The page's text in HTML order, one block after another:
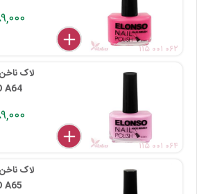
۱۸۹,۰۰۰
delete
remove
add
۱۱۵ ۰۰۱ ۰۶۲
لاک
A64
۱۸۹,۰۰۰
delete
remove
add
۱۱۵ ۰۰۱ ۰۶۴
لاک
A65